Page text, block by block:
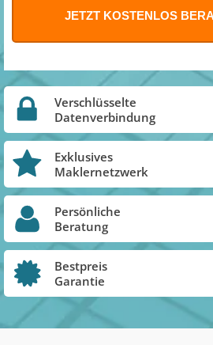
Verschlüsselte
Datenverbindung
Exklusives
Maklernetzwerk
Persönliche
Beratung
Bestpreis
Garantie